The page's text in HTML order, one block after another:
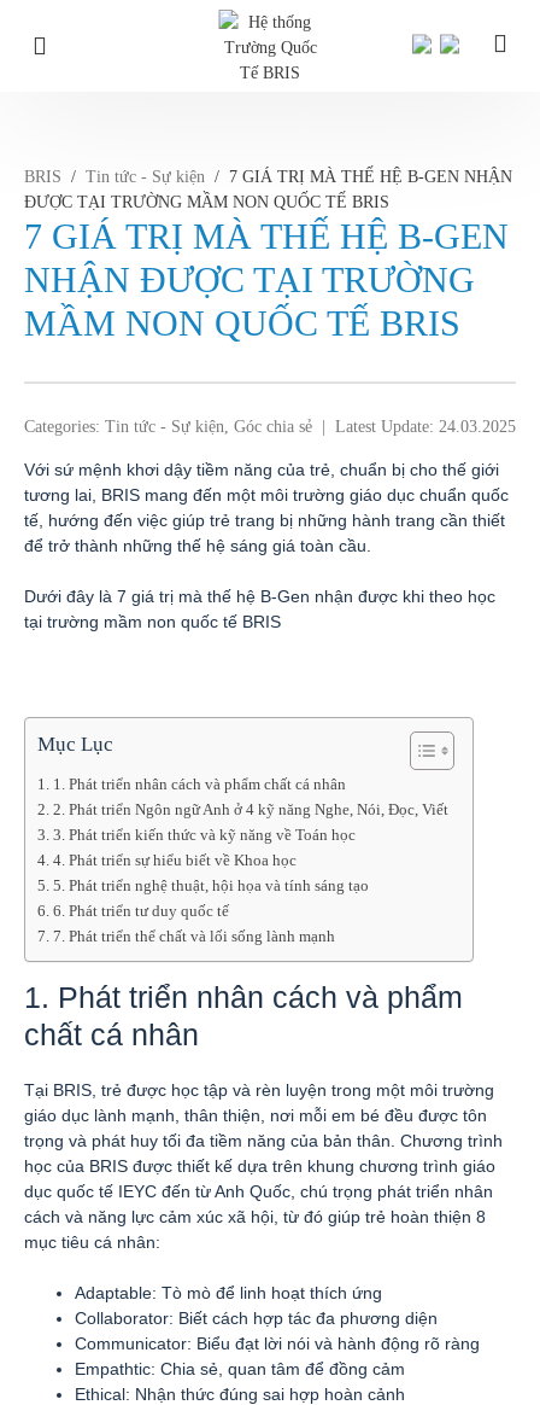
7 GIÁ TRỊ MÀ THẾ HỆ B-GEN NHẬN ĐƯỢC TẠI TRƯỜNG MẦM NON
QUỐC TẾ BRIS
BRIS / Tin tức - Sự kiện / 7 GIÁ TRỊ MÀ THẾ HỆ B-GEN NHẬN
ĐƯỢC TẠI TRƯỜNG MẦM NON QUỐC TẾ BRIS
7 GIÁ TRỊ MÀ THẾ HỆ B-GEN
NHẬN ĐƯỢC TẠI TRƯỜNG
MẦM NON QUỐC TẾ BRIS
Categories: Tin tức - Sự kiện, Góc chia sẻ Latest Update: 24.03.2025
Với sứ mệnh khơi dậy tiềm năng của trẻ, chuẩn bị cho thế giới
tương lai, BRIS mang đến một môi trường giáo dục chuẩn quốc
tế, hướng đến việc giúp trẻ trang bị những hành trang cần thiết
để trở thành những thế hệ sáng giá toàn cầu.
Dưới đây là 7 giá trị mà thế hệ B-Gen nhận được khi theo học
tại trường mầm non quốc tế BRIS
Mục Lục
1. Phát triển nhân cách và phẩm chất cá nhân
2. Phát triển Ngôn ngữ Anh ở 4 kỹ năng Nghe, Nói, Đọc, Viết
3. Phát triển kiến thức và kỹ năng về Toán học
4. Phát triển sự hiểu biết về Khoa học
5. Phát triển nghệ thuật, hội họa và tính sáng tạo
6. Phát triển tư duy quốc tế
7. Phát triển thể chất và lối sống lành mạnh
1. Phát triển nhân cách và phẩm
chất cá nhân
Tại BRIS, trẻ được học tập và rèn luyện trong một môi trường
giáo dục lành mạnh, thân thiện, nơi mỗi em bé đều được tôn
trọng và phát huy tối đa tiềm năng của bản thân. Chương trình
học của BRIS được thiết kế dựa trên khung chương trình giáo
dục quốc tế IEYC đến từ Anh Quốc, chú trọng phát triển nhân
cách và năng lực cảm xúc xã hội, từ đó giúp trẻ hoàn thiện 8
mục tiêu cá nhân:
Adaptable: Tò mò để linh hoạt thích ứng
Collaborator: Biết cách hợp tác đa phương diện
Communicator: Biểu đạt lời nói và hành động rõ ràng
Empathtic: Chia sẻ, quan tâm để đồng cảm
Ethical: Nhận thức đúng sai hợp hoàn cảnh